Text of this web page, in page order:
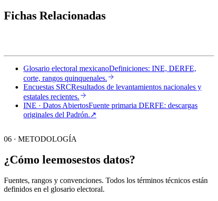
Fichas Relacionadas
Glosario electoral mexicanoDefiniciones: INE, DERFE,
corte, rangos quinquenales.
Encuestas SRCResultados de levantamientos nacionales y
estatales recientes.
INE · Datos AbiertosFuente primaria DERFE: descargas
originales del Padrón.↗︎
06 · METODOLOGÍA
¿Cómo leemosestos datos?
Fuentes, rangos y convenciones. Todos los términos técnicos están
definidos en el glosario electoral.